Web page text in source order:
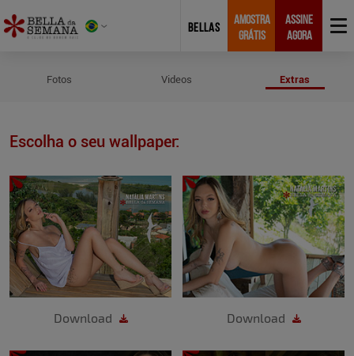
BELLAS
AMOSTRA
GRÁTIS
ASSINE
AGORA
Fotos Videos Extras
Escolha o seu wallpaper:
Download Download